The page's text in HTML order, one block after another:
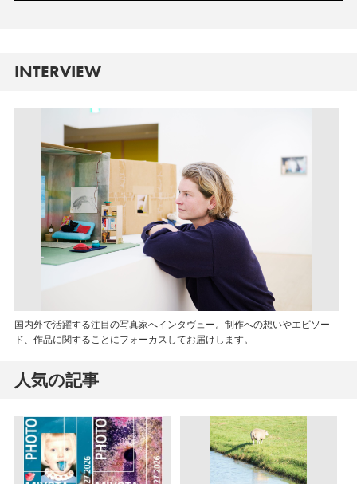
INTERVIEW
国内外で活躍する注目の写真家へインタヴュー。制作への想いやエピソー
ド、作品に関することにフォーカスしてお届けします。
人気の記事